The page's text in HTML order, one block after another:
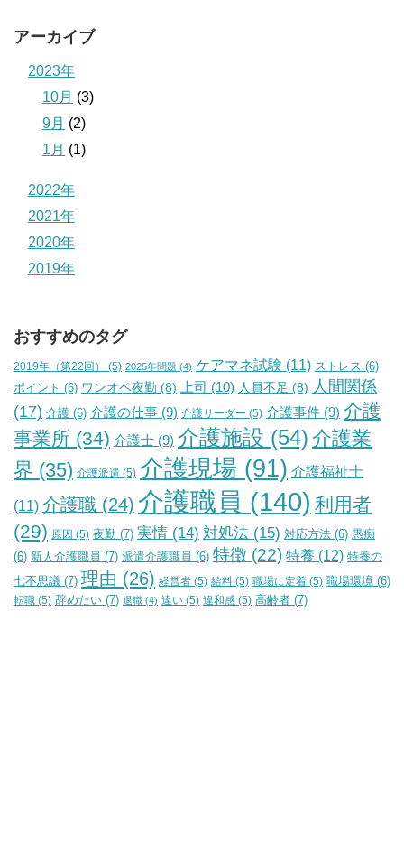
アーカイブ
2023年
10月 (3)
9月 (2)
1月 (1)
2022年
2021年
2020年
2019年
おすすめのタグ
2019年（第22回） (5) 2025年問題 (4) ケアマネ試験 (11) ストレス (6)
ポイント (6) ワンオペ夜勤 (8) 上司 (10) 人員不足 (8) 人間関係
(17) 介護 (6) 介護の仕事 (9) 介護リーダー (5) 介護事件 (9) 介護
事業所 (34) 介護士 (9) 介護施設 (54) 介護業
界 (35) 介護派遣 (5) 介護現場 (91) 介護福祉士
(11) 介護職 (24) 介護職員 (140) 利用者
(29) 原因 (5) 夜勤 (7) 実情 (14) 対処法 (15) 対応方法 (6) 愚痴
(6) 新人介護職員 (7) 派遣介護職員 (6) 特徴 (22) 特養 (12) 特養の
七不思議 (7) 理由 (26) 経営者 (5) 給料 (5) 職場に定着 (5) 職場環境 (6)
転職 (5) 辞めたい (7) 退職 (4) 違い (5) 違和感 (5) 高齢者 (7)